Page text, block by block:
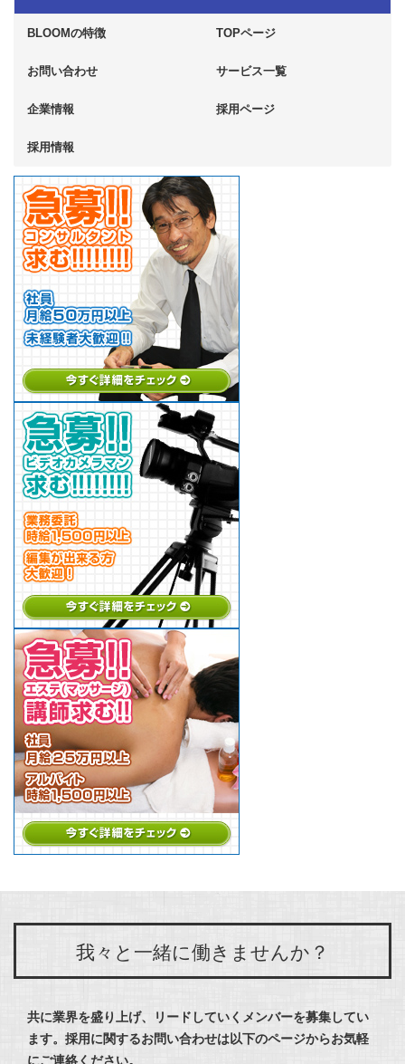
BLOOMの特徴 TOPページ
お問い合わせ サービス一覧
企業情報 採用ページ
採用情報
我々と一緒に働きませんか？
共に業界を盛り上げ、リードしていくメンバーを募集してい
ます。 採用に関するお問い合わせは以下のページからお気軽
にご連絡ください。